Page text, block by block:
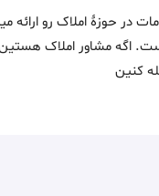
خدمات در حوزۀ
به شماست. اگه مشاور